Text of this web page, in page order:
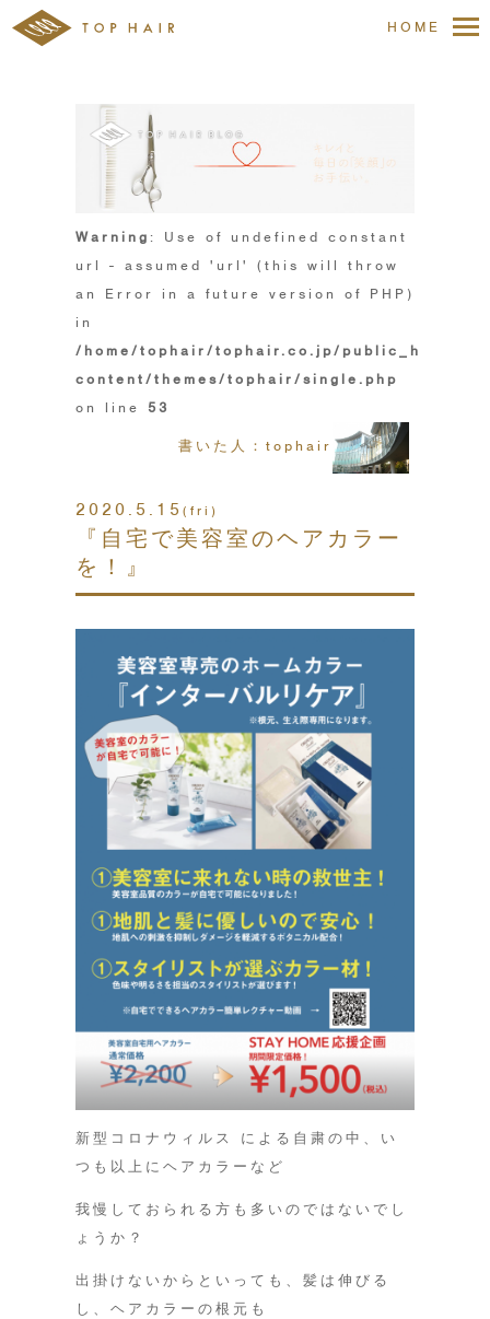
HOME
Warning : Use of undefined constant
url - assumed 'url' (this will throw
an Error in a future version of PHP)
in
/home/tophair/tophair.co.jp/public_html/
content/themes/tophair/single.php
on line 53
書いた人：tophair
2020.5.15 (fri)
『自宅で美容室のヘアカラー
を！』
新型コロナウィルス による自粛の中、い
つも以上にヘアカラーなど
我慢しておられる方も多いのではないでし
ょうか？
出掛けないからといっても、髪は伸びる
し、ヘアカラーの根元も